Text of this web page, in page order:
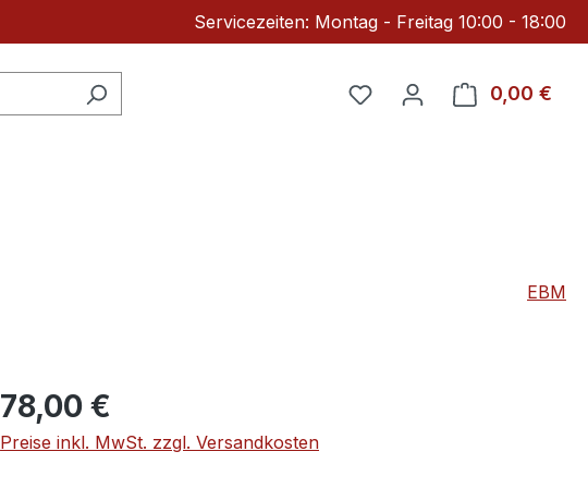
Servicezeiten: Montag - Freitag 10:00 - 18:00
Du hast 0 Produkte auf
0,00 €
EBM
Regulärer Preis:
78,00 €
Preise inkl. MwSt. zzgl. Versandkosten